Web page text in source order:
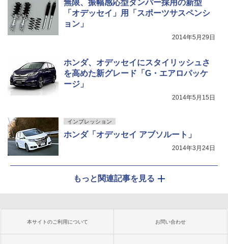
無限、振幅感応型ダンパー採用の新型
「オデッセイ」用「スポーツサスペンシ
ョン」
2014年5月29日
ホンダ、オデッセイにスタイリッシュさ
を高めた新グレード「G・エアロパッケ
ージ」
2014年5月15日
インプレッション
ホンダ「オデッセイ アブソルート」
2014年3月24日
もっと関連記事を見る
本サイトのご利用について お問い合わせ